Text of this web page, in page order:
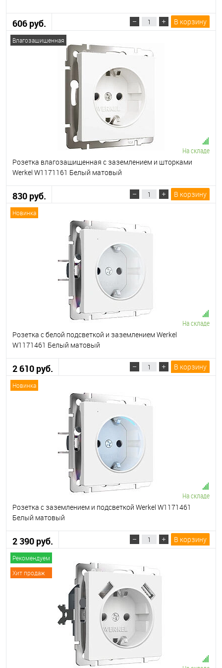
606 руб. В корзину
Влагозащищенная
На складе
Розетка влагозащищенная с заземлением и шторками
Werkel W1171161 Белый матовый
830 руб. В корзину
Новинка
На складе
Розетка с белой подсветкой и заземлением Werkel
W1171461 Белый матовый
2 610 руб. В корзину
Новинка
На складе
Розетка с заземлением и подсветкой Werkel W1171461
Белый матовый
2 390 руб. В корзину
Рекомендуем
Хит продаж